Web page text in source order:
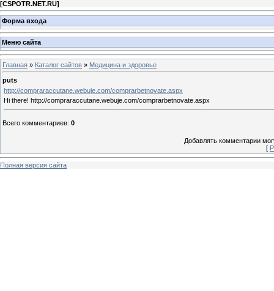
[CSPOTR.NET.RU]
Форма входа
Меню сайта
Главная » Каталог сайтов » Медицина и здоровье
puts
http://compraraccutane.webuje.com/comprarbetnovate.aspx
Hi there! http://compraraccutane.webuje.com/comprarbetnovate.aspx
Всего комментариев: 0
Добавлять комментарии
[
Полная версия сайта